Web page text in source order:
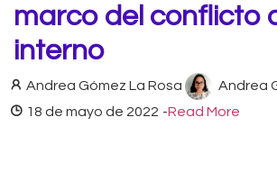
marco del conflicto
interno
Andrea Gómez La Rosa Andrea
18 de mayo de 2022 -Read More